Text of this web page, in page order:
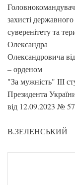
захисті державного
суверенітету та
Олександра
Олександровича
– орденом
"За мужність" ІІІ
Президента
від 12.09.2023 №
В.ЗЕЛЕНСЬКИЙ